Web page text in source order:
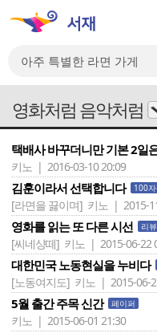
영화처럼 음악처럼
택배사 바꾸더니만 기본 2일
키노 | 2016-03-10 20:09
김훈이라서 선택합니다 100
[라면을 끓이며] 키노 | 2015-
영화를 읽는 또 다른 시선 리뷰
[씨네샹떼] 키노 | 2015-06-22
대한민국 노동현실을 누비다
[노동여지도] 키노 | 2015-06-
5월 출간 주목 신간 페이퍼
키노 | 2015-06-01 21:30